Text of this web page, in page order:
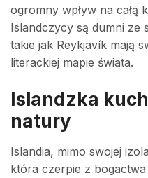
ogromny wpływ na całą
Islandczycy są dumni ze
takie jak Reykjavík mają
literackiej mapie świata.
Islandzka
natury
Islandia, mimo swojej
która czerpie z